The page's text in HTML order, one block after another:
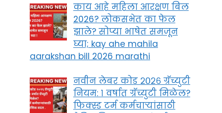
काय आहे महिला आरक्षण बिल
2026? लोकसभेत का फेल
झाले? सोप्या भाषेत समजून
घ्या; kay ahe mahila
aarakshan bill 2026 marathi
नवीन लेबर कोड २०२६ ग्रॅच्युटी
नियम: १ वर्षात ग्रॅच्युटी मिळेल?
फिक्स्ड टर्म कर्मचाऱ्यांसाठी